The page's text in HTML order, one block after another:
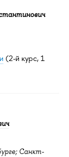
(2-й курс, 1
Санкт-